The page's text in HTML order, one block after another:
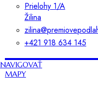
Prielohy 1/A
Žilina
+421 918 634 145
NAVIGOVAŤ
MAPY